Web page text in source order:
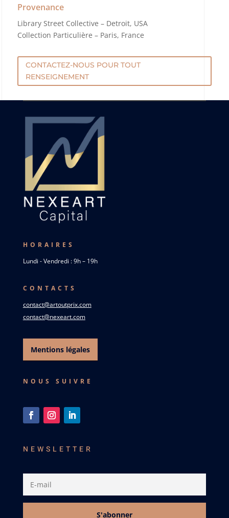
Provenance
Library Street Collective – Detroit, USA
Collection Particulière – Paris, France
CONTACTEZ-NOUS POUR TOUT
RENSEIGNEMENT
HORAIRES
Lundi - Vendredi : 9h – 19h
CONTACTS
contact@artoutprix.com
contact@nexeart.com
Mentions légales
NOUS SUIVRE
NEWSLETTER
S'abonner